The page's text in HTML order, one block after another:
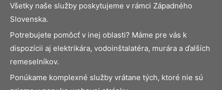
Všetky naše služby poskytujeme v rámci Západného
Slovenska.
Potrebujete pomôcť v inej oblasti? Máme pre vás k
dispozícii aj elektrikára, vodoinštalatéra, murára a ďalších
remeselníkov.
Ponúkame komplexné služby vrátane tých, ktoré nie sú